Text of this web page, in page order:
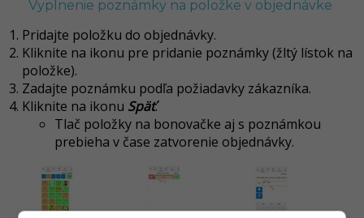
Vyplnenie poznámky na položke v objednávke
Pridajte položku do objednávky.
Kliknite na ikonu pre pridanie poznámky (žltý lístok na
položke).
Zadajte poznámku podľa požiadavky zákazníka.
Kliknite na ikonu Späť.
Tlač položky na bonovačke aj s poznámkou
prebieha v čase zatvorenie objednávky.